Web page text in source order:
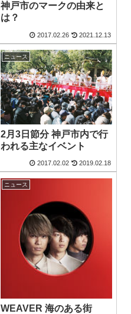
神戸市のマークの由来と
は？
2017.02.26 2021.12.13
ニュース
2月3日節分 神戸市内で行
われる主なイベント
2017.02.02 2019.02.18
ニュース
WEAVER 海のある街